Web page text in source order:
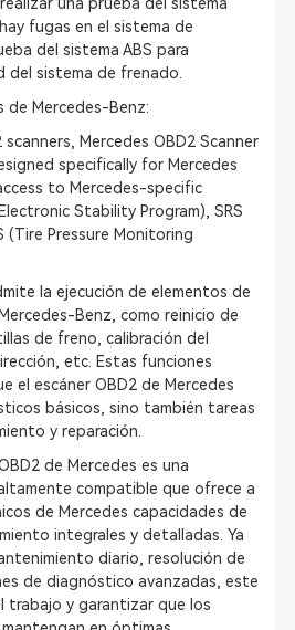
fugas en el sistema de
del sistema ABS para
del sistema de frenado.
de Mercedes-Benz:
Mercedes OBD2 Scanner
specifically for Mercedes
to Mercedes-specific
Stability Program), SRS
(Tire Pressure Monitoring
la ejecución de elementos de
Benz, como reinicio de
de freno, calibración del
etc. Estas funciones
el escáner OBD2 de Mercedes
básicos, sino también tareas
y reparación.
de Mercedes es una
compatible que ofrece a
de Mercedes capacidades de
integrales y detalladas. Ya
diario, resolución de
de diagnóstico avanzadas, este
trabajo y garantizar que los